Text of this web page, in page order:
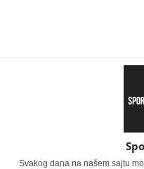
Svakog dana na našem sajtu